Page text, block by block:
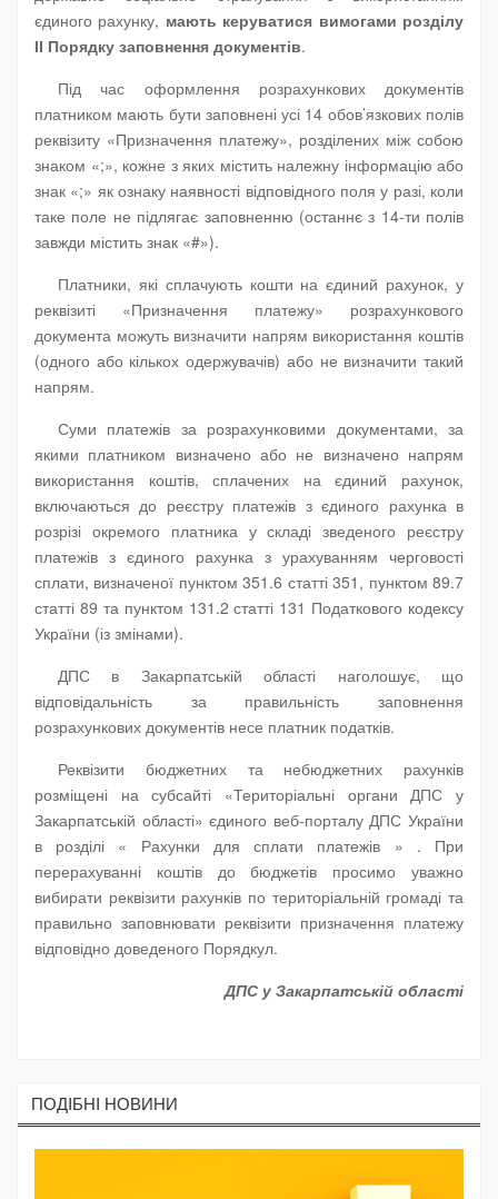
єдиного рахунку, мають керуватися вимогами розділу
ІІ Порядку заповнення документів.
Під час оформлення розрахункових документів
платником мають бути заповнені усі 14 обов’язкових полів
реквізиту «Призначення платежу», розділених між собою
знаком «;», кожне з яких містить належну інформацію або
знак «;» як ознаку наявності відповідного поля у разі, коли
таке поле не підлягає заповненню (останнє з 14-ти полів
завжди містить знак «#»).
Платники, які сплачують кошти на єдиний рахунок, у
реквізиті «Призначення платежу» розрахункового
документа можуть визначити напрям використання коштів
(одного або кількох одержувачів) або не визначити такий
напрям.
Суми платежів за розрахунковими документами, за
якими платником визначено або не визначено напрям
використання коштів, сплачених на єдиний рахунок,
включаються до реєстру платежів з єдиного рахунка в
розрізі окремого платника у складі зведеного реєстру
платежів з єдиного рахунка з урахуванням черговості
сплати, визначеної пунктом 351.6 статті 351, пунктом 89.7
статті 89 та пунктом 131.2 статті 131 Податкового кодексу
України (із змінами).
ДПС в Закарпатській області наголошує, що
відповідальність за правильність заповнення
розрахункових документів несе платник податків.
Реквізити бюджетних та небюджетних рахунків
розміщені на субсайті «Територіальні органи ДПС у
Закарпатській області» єдиного веб-порталу ДПС України
в розділі « Рахунки для сплати платежів » . При
перерахуванні коштів до бюджетів просимо уважно
вибирати реквізити рахунків по територіальній громаді та
правильно заповнювати реквізити призначення платежу
відповідно доведеного Порядкул.
ДПС у Закарпатській області
ПОДIБНI НОВИНИ